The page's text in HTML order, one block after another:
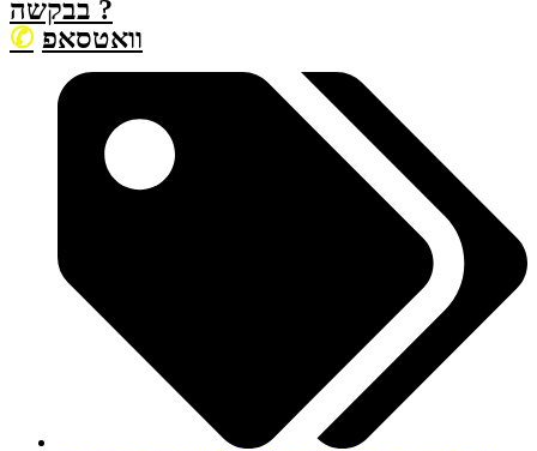
בבקשה ?
וואטסאפ